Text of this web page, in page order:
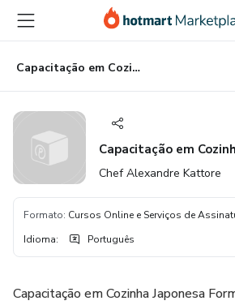
para
conteúdo
principal
para
pagamento
para
rodapé
Capacitação em Cozinha Japonesa
Capacitação em
Chef Alexandre Kattore
Formato: Cursos Online e Serviços de
Idioma: Português
Capacitação em Cozinha Japonesa